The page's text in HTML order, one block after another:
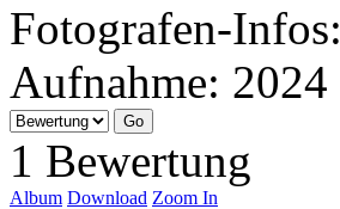
Fotografen-Infos:
Aufnahme: 2024
1 Bewertung
Album Download Zoom In